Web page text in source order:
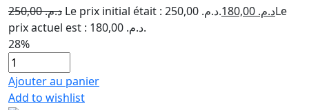
د.م.250,00 Le prix initial était : د.م. 250,00. د.م.Le
prix actuel est : د.م. 180,00.
28%
Ajouter au panier
Add to wishlist